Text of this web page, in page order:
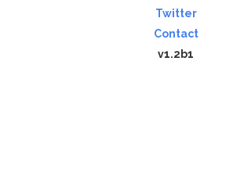
Twitter
Contact
v1.2b1